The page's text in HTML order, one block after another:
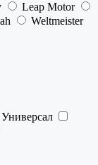
Leap Motor
Weltmeister
Универсал